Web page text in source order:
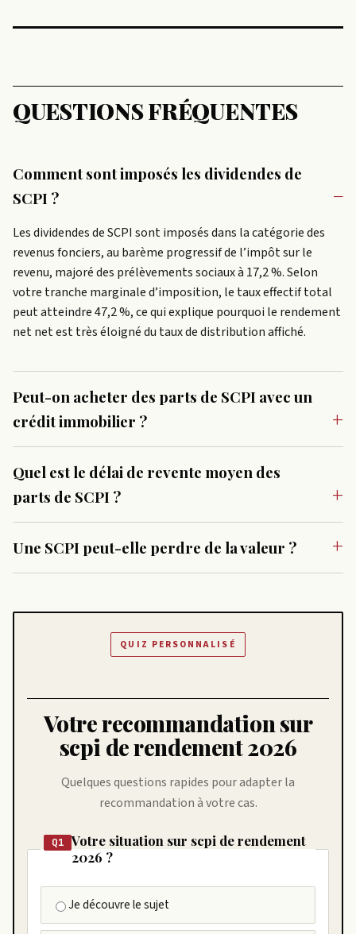
QUESTIONS FRÉQUENTES
Comment sont imposés les dividendes de
SCPI ?
Les dividendes de SCPI sont imposés dans la catégorie des
revenus fonciers, au barème progressif de l’impôt sur le
revenu, majoré des prélèvements sociaux à 17,2 %. Selon
votre tranche marginale d’imposition, le taux effectif total
peut atteindre 47,2 %, ce qui explique pourquoi le rendement
net net est très éloigné du taux de distribution affiché.
Peut-on acheter des parts de SCPI avec un
crédit immobilier ?
Quel est le délai de revente moyen des
parts de SCPI ?
Une SCPI peut-elle perdre de la valeur ?
QUIZ PERSONNALISÉ
Votre recommandation sur
scpi de rendement 2026
Quelques questions rapides pour adapter la
recommandation à votre cas.
Q1 Votre situation sur scpi de rendement
2026 ?
Je découvre le sujet